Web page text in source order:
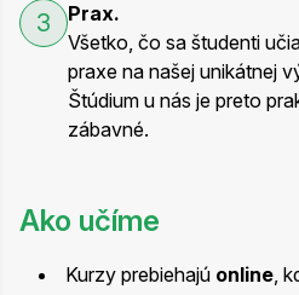
3
Prax.
Všetko, čo sa študenti
praxe na našej unikátnej
Štúdium u nás je preto
zábavné.
Ako učíme
Kurzy prebiehajú online,